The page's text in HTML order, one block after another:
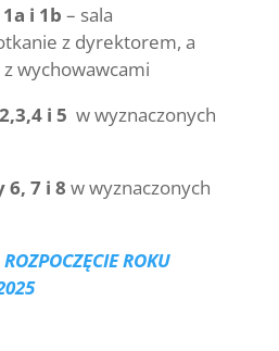
i 1b – sala
z dyrektorem, a
wychowawcami
i 5 w wyznaczonych
6, 7 i 8 w wyznaczonych
ROKU